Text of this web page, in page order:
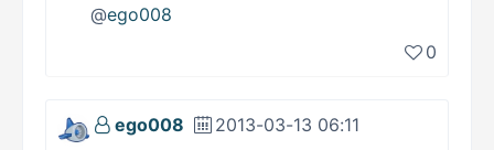
@ego008
0
ego008
2013-03-13 06:11